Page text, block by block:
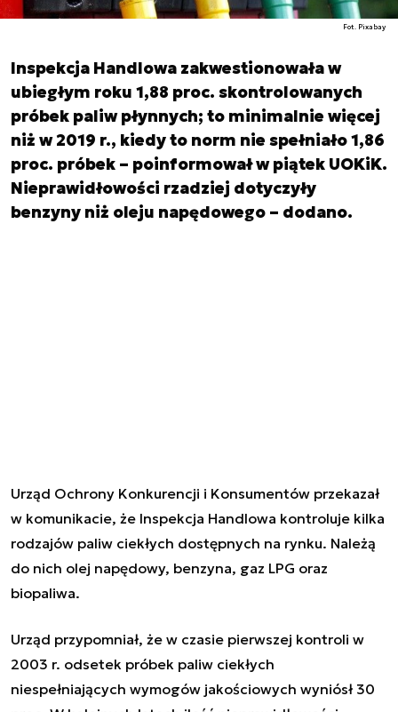
Fot. Pixabay
Inspekcja Handlowa zakwestionowała w
ubiegłym roku 1,88 proc. skontrolowanych
próbek paliw płynnych; to minimalnie więcej
niż w 2019 r., kiedy to norm nie spełniało 1,86
proc. próbek – poinformował w piątek UOKiK.
Nieprawidłowości rzadziej dotyczyły
benzyny niż oleju napędowego – dodano.
Urząd Ochrony Konkurencji i Konsumentów przekazał
w komunikacie, że Inspekcja Handlowa kontroluje kilka
rodzajów paliw ciekłych dostępnych na rynku. Należą
do nich olej napędowy, benzyna, gaz LPG oraz
biopaliwa.
Urząd przypomniał, że w czasie pierwszej kontroli w
2003 r. odsetek próbek paliw ciekłych
niespełniających wymogów jakościowych wyniósł 30